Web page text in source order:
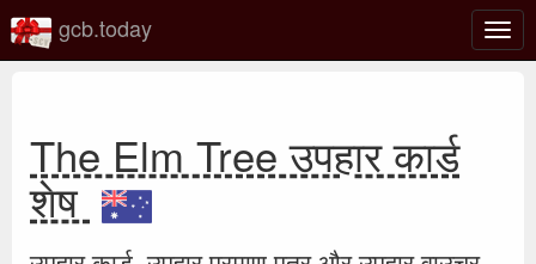
टॉगल
gcb.today
The Elm Tree उपहार कार्ड
शेष